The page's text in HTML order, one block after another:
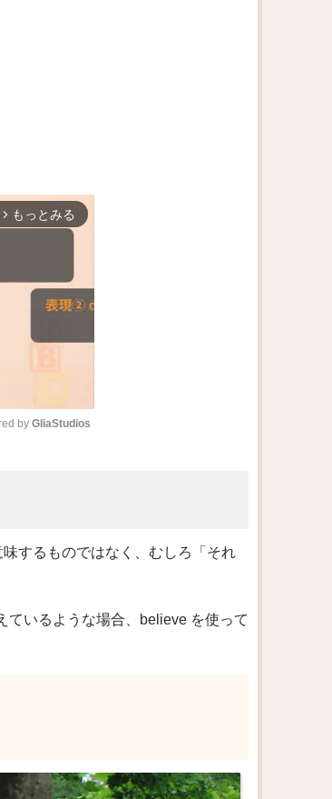
arrow_forward_ios もっとみる
e
by GliaStudios
するものではなく、むしろ「それ
ているような場合、believe を使って